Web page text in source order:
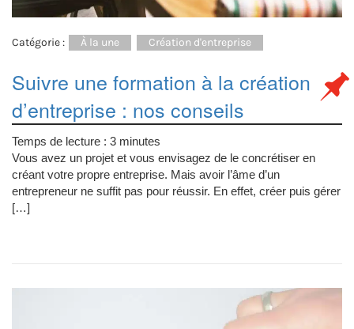
Catégorie : À la une Création d'entreprise
Suivre une formation à la création
d’entreprise : nos conseils
Temps de lecture : 3 minutes
Vous avez un projet et vous envisagez de le concrétiser en
créant votre propre entreprise. Mais avoir l’âme d’un
entrepreneur ne suffit pas pour réussir. En effet, créer puis gérer
[…]